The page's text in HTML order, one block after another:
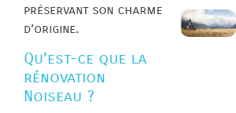
préservant son charme
d’origine.
Qu’est-ce que la
rénovation
Noiseau ?